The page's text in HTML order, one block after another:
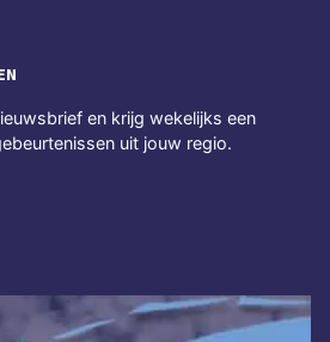
en krijg wekelijks een
uit jouw regio.